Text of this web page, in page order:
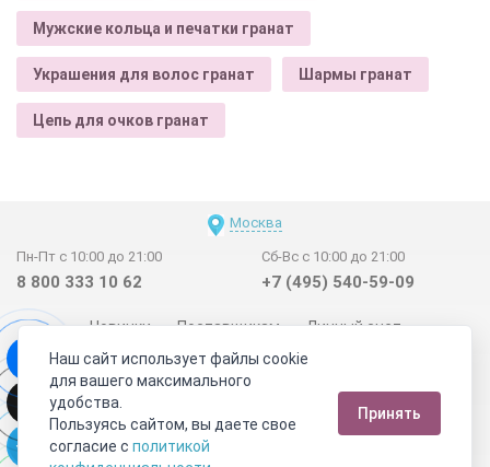
Мужские кольца и печатки гранат
Украшения для волос гранат Шармы гранат
Цепь для очков гранат
Москва
Пн-Пт с 10:00 до 21:00
8 800 333 10 62
Сб-Вс с 10:00 до 21:00
+7 (495) 540-59-09
Новинки Поставщикам
Личный счет
Договор-оферта
О нас
Наши магазины
Отзывы покупателей
Сертификаты
Статьи
Обратная связь
Видео о камнях СОУТ
Телеграм
Max
Наш сайт использует файлы cookie
для вашего максимального
удобства.
Пользуясь сайтом, вы даете свое
согласие с политикой
Принять